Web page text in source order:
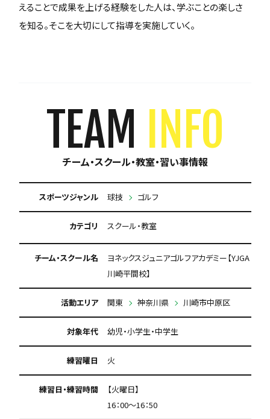
えることで成果を上げる経験をした人は、学ぶことの楽しさ
を知る。そこを大切にして指導を実施していく。
TEAM INFO
チーム・スクール・教室・習い事情報
スポーツジャンル 球技 ゴルフ
カテゴリ スクール・教室
チーム・スクール名
ヨネックスジュニアゴルフアカデミー【YJGA
川崎平間校】
活動エリア 関東 神奈川県 川崎市中原区
対象年代 幼児・小学生・中学生
練習曜日 火
練習日・練習時間
【火曜日】
16：00～16：50